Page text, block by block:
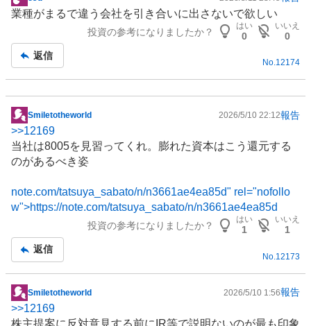
掲
示
事
業種がまるで違う会社を引き合いに出さないで欲しい
投資の参考になりましたか？
はい
0
いいえ
0
返信
No.12174
掲
示
板
記
Smiletotheworld 2026/5/10 22:12報告
>>12169
当社は8005を見習ってくれ。膨れた資本はこう還元する
のがあるべき姿
note.com/tatsuya_sabato/n/n3661ae4ea85d" rel="nofollo
w">https://note.com/tatsuya_sabato/n/n3661ae4ea85d
投資の参考になりましたか？
はい
1
いいえ
1
返信
No. 12173
掲
示
Smiletotheworld 2026/5/10 1:56報告
>>12169
株主提案に反対意見する前にIR等で説明ないのが最も印象